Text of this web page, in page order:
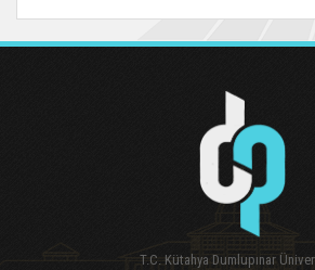
T.C. Kütahya Dumlupınar